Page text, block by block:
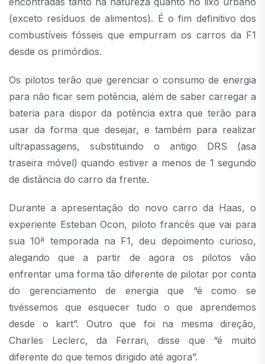
(exceto resíduos de alimentos). É o fim definitivo dos
combustíveis fósseis que empurram os carros da F1
desde os primórdios.
Os pilotos terão que gerenciar o consumo de energia
para não ficar sem potência, além de saber carregar a
bateria para dispor da potência extra que terão para
usar da forma que desejar, e também para realizar
ultrapassagens, substituindo o antigo DRS (asa
traseira móvel) quando estiver a menos de 1 segundo
de distância do carro da frente.
Durante a apresentação do novo carro da Haas, o
experiente Esteban Ocon, piloto francês que vai para
sua 10ª temporada na F1, deu depoimento curioso,
alegando que a partir de agora os pilotos vão
enfrentar uma forma tão diferente de pilotar por conta
do gerenciamento de energia que “é como se
tivéssemos que esquecer tudo o que aprendemos
desde o kart”. Outro que foi na mesma direção,
Charles Leclerc, da Ferrari, disse que “é muito
diferente do que temos dirigido até agora”.